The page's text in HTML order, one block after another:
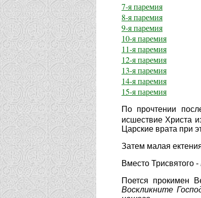
7-я паремия
8-я паремия
9-я паремия
10-я паремия
11-я паремия
12-я паремия
13-я паремия
14-я паремия
15-я паремия
По прочтении
исшествие Христа
Царские врата при
Затем малая
Вместо Трисвятого -
Поется прокимен
Воскликните